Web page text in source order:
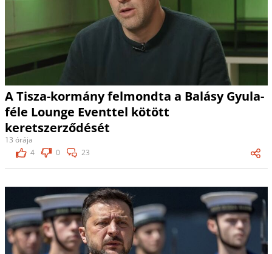
A Tisza-kormány felmondta a Balásy Gyula-
féle Lounge Eventtel kötött
keretszerződését
13 órája
4
0 23